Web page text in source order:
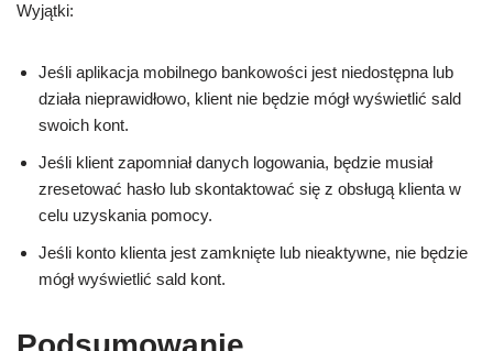
Wyjątki:
Jeśli aplikacja mobilnego bankowości jest niedostępna lub
działa nieprawidłowo, klient nie będzie mógł wyświetlić sald
swoich kont.
Jeśli klient zapomniał danych logowania, będzie musiał
zresetować hasło lub skontaktować się z obsługą klienta w
celu uzyskania pomocy.
Jeśli konto klienta jest zamknięte lub nieaktywne, nie będzie
mógł wyświetlić sald kont.